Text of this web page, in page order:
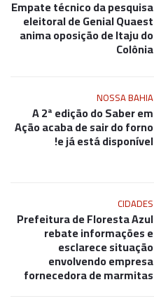
Empate técnico da pesquisa
eleitoral de Genial Quaest
anima oposição de Itaju do
Colônia
NOSSA BAHIA
A 2ª edição do Saber em
Ação acaba de sair do forno
e já está disponível!
CIDADES
Prefeitura de Floresta Azul
rebate informações e
esclarece situação
envolvendo empresa
fornecedora de marmitas